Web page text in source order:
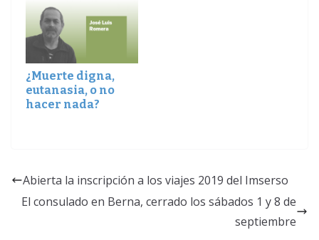
¿Muerte digna,
eutanasia, o no
hacer nada?
Abierta la inscripción a los viajes 2019 del Imserso
El consulado en Berna, cerrado los sábados 1 y 8 de
septiembre